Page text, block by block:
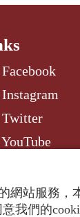
網站服務，
我們的